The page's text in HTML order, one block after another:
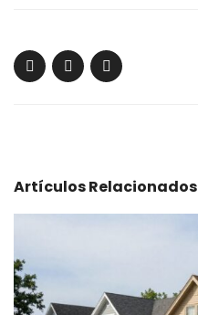
Artículos Relacionados